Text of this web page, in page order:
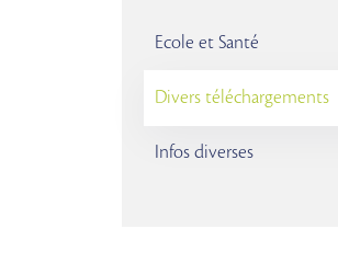
Ecole et Santé
Divers téléchargements
Infos diverses